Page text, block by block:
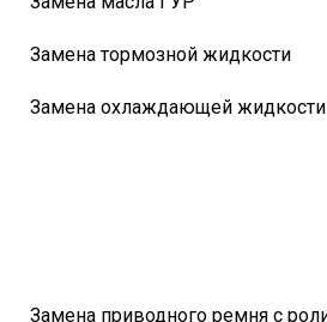
Замена тормозной жидкости
Замена охлаждающей жидкости
Замена приводного ремня с